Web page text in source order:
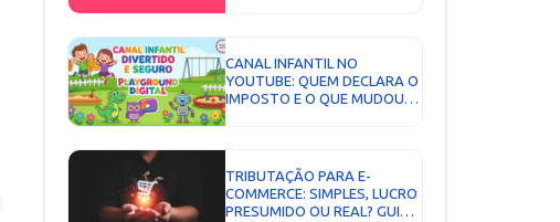
CANAL INFANTIL NO
YOUTUBE: QUEM DECLARA O
IMPOSTO E O QUE MUDOU
TRIBUTAÇÃO PARA E-
COMMERCE: SIMPLES, LUCRO
PRESUMIDO OU REAL? GUIA